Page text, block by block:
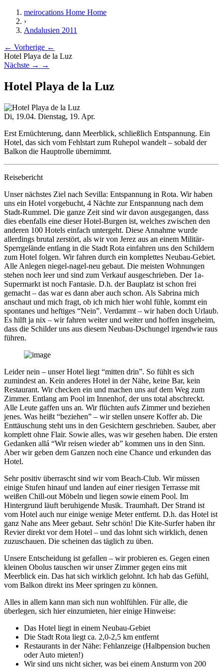
meirocations Home Home
›
Andalusien 2011
← Vorherige ←
Hotel Playa de la Luz
Nächste → →
Hotel Playa de la Luz
Di, 19.04. Dienstag, 19. Apr.
Erst Ernüchterung, dann Meerblick, schließlich Entspannung. Ein
Hotel, das sich vom Fehlstart zum Ruhepol wandelt – sobald der
Balkon die Hauptrolle übernimmt.
Reisebericht
Unser nächstes Ziel nach Sevilla: Entspannung in Rota. Wir haben
uns ein Hotel vorgebucht, 4 Nächte zur Entspannung nach dem
Stadt-Rummel. Die ganze Zeit sind wir davon ausgegangen, dass
dies ebenfalls eine dieser Hotel-Burgen ist, welches zwischen den
anderen 100 Hotels einfach untergeht. Diese Annahme wurde
allerdings brutal zerstört, als wir von Jerez aus an einem Militär-
Sperrgelände entlang in die Stadt Rota einfahren uns den Schildern
zum Hotel folgen. Wir fahren durch ein komplettes Neubau-Gebiet.
Alle Anlegen niegel-nagel-neu gebaut. Die meisten Wohnungen
stehen noch leer und sind zum Verkauf ausgeschrieben. Der 1a-
Supermarkt ist noch Fantasie. D.h. der Bauplatz ist schon frei
gemacht – das war es dann aber auch schon. Als Sabrina mich
anschaut und mich fragt, ob ich mich hier wohl fühle, kommt ein
spontanes und heftiges “Nein”. Verdammt – wir haben doch Urlaub.
Es hilft ja nix – wir fahren weiter und weiter und hoffen insgeheim,
dass die Schilder uns aus diesem Neubau-Dschungel irgendwie raus
führen.
Leider nein – unser Hotel liegt “mitten drin”. So fühlt es sich
zumindest an. Kein anderes Hotel in der Nähe, keine Bar, kein
Restaurant. Wir checken ein und machen uns auf dem Weg zum
Zimmer. Entlang am Pool im Innenhof, der uns total abschreckt.
Alle Leute gaffen uns an. Wir flüchten aufs Zimmer und beziehen
jenes. Was heißt “beziehen” – wir stellen unsere Koffer ab. Die
Enttäuschung steht uns in den Gesichtern geschrieben. Sauber, aber
komplett ohne Flair. Sowie alles, was wir gesehen haben. Die ersten
Gedanken allá “Wir reisen wieder ab” kommen uns in den Sinn.
Aber wir geben dem Ganzen noch eine Chance und erkunden das
Hotel.
Sehr positiv überrascht sind wir vom Beach-Club. Wir müssen
einige Stufen hinauf und landen auf einer riesigen Terrasse mit
weißen Chill-out Möbeln und liegen sowie einem Pool. Im
Hintergrund läuft beruhigende Musik. Traumhaft. Der Strand ist
vom Hotel auch nur einige wenige Meter entfernt. D.h. das Hotel ist
ganz Nahe ans Meer gebaut. Sehr schön! Die Kite-Surfer haben ihr
Revier direkt vor dem Hotel – und das lohnt sich wirklich, denen
zuzuschauen. Die scheinen das täglich zu üben.
Unsere Entscheidung ist gefallen – wir probieren es. Gegen einen
kleinen Obolus tauschen wir unser Zimmer gegen eins mit
Meerblick ein. Das hat sich wirklich gelohnt. Ich hab das Gefühl,
vom Balkon direkt ins Meer springen zu können.
Alles in allem kann man sich nun wohlfühlen. Für alle, die
überlegen, sich hier einzumieten, hier einige Hinweise:
Das Hotel liegt in einem Neubau-Gebiet
Die Stadt Rota liegt ca. 2,0-2,5 km entfernt
Restaurants in der Nähe: Fehlanzeige (Halbpension buchen
oder Auto mieten!)
Wir sind uns nicht sicher, was bei einem Ansturm von 200